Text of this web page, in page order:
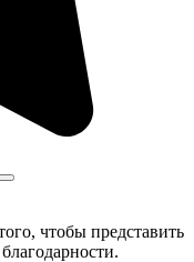
чтобы представить